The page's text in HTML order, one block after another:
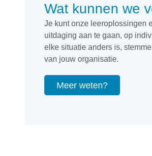
Wat kunnen we
Je kunt onze leeroplossingen
uitdaging aan te gaan, op
elke situatie anders is,
van jouw organisatie.
Meer weten?